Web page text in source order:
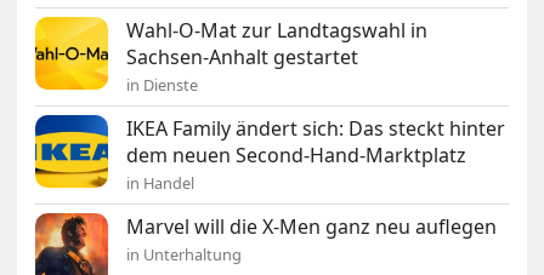
Wahl-O-Mat zur Landtagswahl in
Sachsen-Anhalt gestartet
in Dienste
IKEA Family ändert sich: Das steckt hinter
dem neuen Second-Hand-Marktplatz
in Handel
Marvel will die X-Men ganz neu auflegen
in Unterhaltung